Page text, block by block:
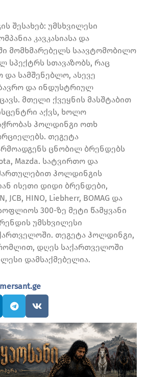
შესახებ: უმსხვილესი
კავკასიასა და
მომხმარებელს საავტომობილო
სპექტრს სთავაზობს, რაც
და სამშენებლო, ასევე
და ინდუსტრიულ
მთელი ქვეყნის მასშტაბით
აქვს, ხოლო
ჰოლდინგი ოთხ
თეგეტა
ცნობილ ბრენდებს
Mazda. სატვირთო და
ჰოლდინგის
ისეთი დიდი ბრენდები,
JCB, HINO, Liebherr, BOMAG და
300-ზე მეტი წამყვანი
უმსხვილესი
თეგეტა ჰოლდინგი,
დღეს საქართველოში
დამსაქმებელია.